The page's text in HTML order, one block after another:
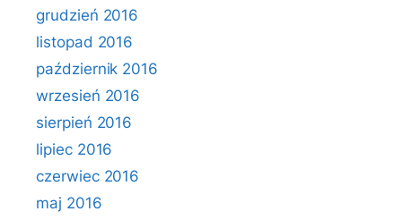
grudzień 2016
listopad 2016
październik 2016
wrzesień 2016
sierpień 2016
lipiec 2016
czerwiec 2016
maj 2016